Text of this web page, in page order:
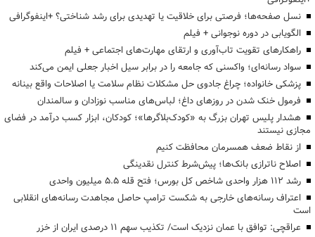
نسل صفحه‌ها؛ فرصتی برای خلاقیت یا تهدیدی برای رشد شناختی؟ +اینفوگرافی
الگویابی در دوره نوجوانی + فیلم
راهکارهای تقویت تاب‌آوری و ارتقای مهارت‌های اجتماعی + فیلم
سواد رسانه‌ای؛ واکسنی که جامعه را در برابر سیل اخبار جعلی ایمن می‌کند
پزشکی خانواده؛ چراغ جادوی حل مشکلات نظام سلامت یا اصلاحات واقع بینانه
فرمول خنک شدن در روزهای داغ؛ لباس‌های مناسب نوزادان و سالمندان
هشدار پلیس تهران بزرگ به «کودک‌بلاگرها»؛ کودکان، ابزار کسب درآمد در فضای
مجازی نیستند
از نقاط ضعف همسرمان محافظت کنیم
اصلاح ناترازی بانک‌ها؛ پیش‌شرط کنترل نقدینگی
رشد ۱۱۲ هزار واحدی شاخص کل بورس؛ فتح قله ۵.۵ میلیون واحدی
اعتراف رسانه‌های خارجی به شکست ترامپ حاصل مجاهدت رسانه‌های انقلابی
است
عراقچی: توافق با عمان نزدیک است/ تکذیب سهم ۱۱ درصدی ایران از خزر